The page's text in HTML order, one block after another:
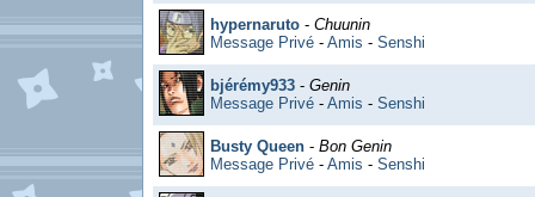
hypernaruto - Chuunin
Message Privé - Amis - Senshi
bjérémy933 - Genin
Message Privé - Amis - Senshi
Busty Queen - Bon Genin
Message Privé - Amis - Senshi